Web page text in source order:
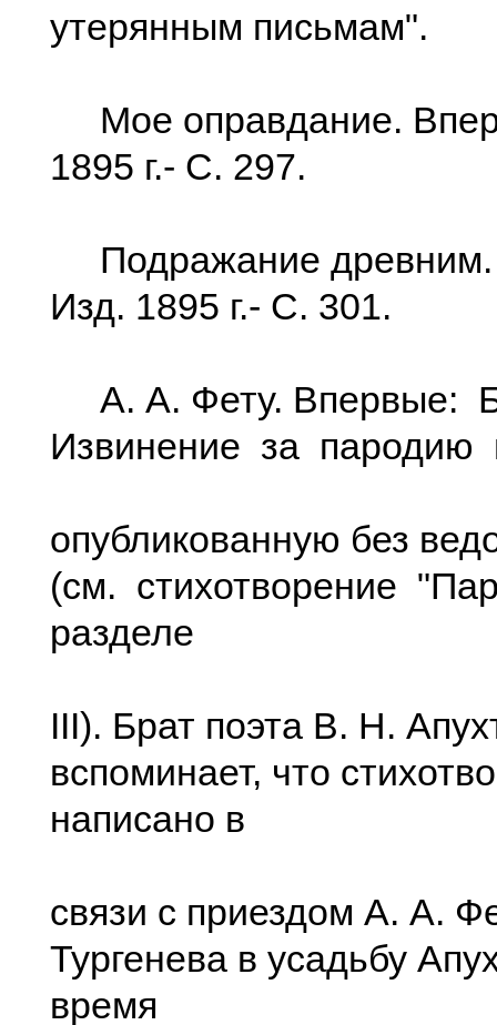
утерянным письмам".
Мое оправдание.
1895 г.- С. 297.
Подражание древним.
Изд. 1895 г.- С. 301.
А. А. Фету. Впервые:
Извинение за пародию
опубликованную без
(см. стихотворение
разделе
III). Брат поэта В. Н.
вспоминает, что
написано в
связи с приездом А. А.
Тургенева в усадьбу
время